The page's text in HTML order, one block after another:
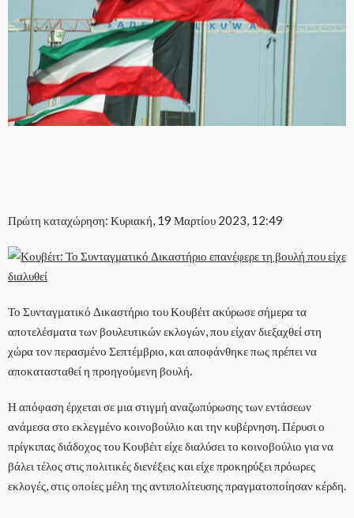
Πρώτη καταχώρηση: Κυριακή, 19 Μαρτίου 2023, 12:49
Το Συνταγματικό Δικαστήριο του Κουβέιτ ακύρωσε σήμερα τα
αποτελέσματα των βουλευτικών εκλογών, που είχαν διεξαχθεί στη
χώρα τον περασμένο Σεπτέμβριο, και αποφάνθηκε πως πρέπει να
αποκατασταθεί η προηγούμενη βουλή.
Η απόφαση έρχεται σε μια στιγμή αναζωπύρωσης των εντάσεων
ανάμεσα στο εκλεγμένο κοινοβούλιο και την κυβέρνηση. Πέρυσι ο
πρίγκιπας διάδοχος του Κουβέιτ είχε διαλύσει το κοινοβούλιο για να
βάλει τέλος στις πολιτικές διενέξεις και είχε προκηρύξει πρόωρες
εκλογές, στις οποίες μέλη της αντιπολίτευσης πραγματοποίησαν κέρδη.